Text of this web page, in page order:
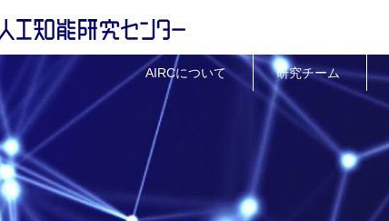
AIRCについて 研究チーム